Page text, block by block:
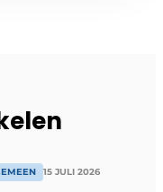
15 JULI 2026